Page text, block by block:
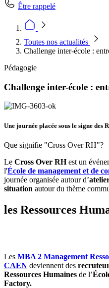
Être rappelé
Toutes nos actualités
Challenge inter-école :
Pédagogie
Challenge inter-école :
Une journée placée sous le signe des
Que signifie "Cross Over RH"?
Le Cross Over RHest un
l'École de management et de
journée organisée autour d’
situation autour du thème
les Ressources
Les MBA 2 Management
CAEN deviennent des
Ressources Humaines de l’
Factory.